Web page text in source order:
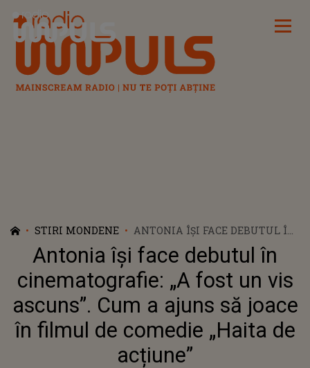
Radio Impuls
STIRI MONDENE
ANTONIA ÎȘI FACE DEBUTUL ÎN
CINEMATOGRAFIE: „A FOST UN
VIS ASCUNS”. CUM A AJUNS SĂ
JOACE ÎN FILMUL DE COMEDIE
„HAITA DE ACȚIUNE”
Antonia își face debutul în
cinematografie: „A fost un vis
ascuns”. Cum a ajuns să joace
în filmul de comedie „Haita de
acțiune”